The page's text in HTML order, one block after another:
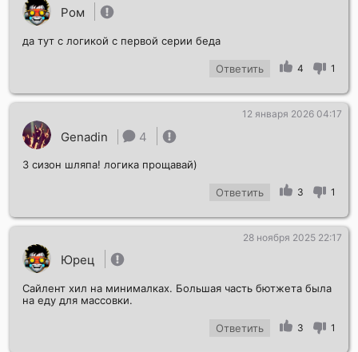
Ром
да тут с логикой с первой серии беда
Ответить 4 1
Genadin 4
12 января 2026 04:17
3 сизон шляпа! логика прощавай)
Ответить 3 1
Юрец
28 ноября 2025 22:17
Сайлент хил на минималках. Большая часть бютжета была
на еду для массовки.
Ответить 3 1